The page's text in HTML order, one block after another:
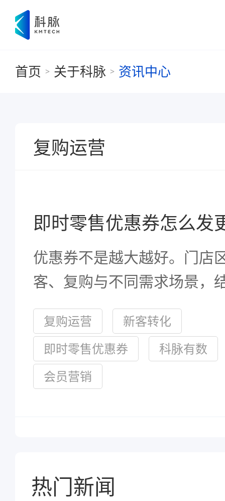
首页 > 关于科脉 > 资讯中心
复购运营
优惠券不是越大越好。门店
客、复购与不同需求场景，
和复购结果复盘，才能让营
真实增长。
复购运营
新客转化
即时零售优惠券
科脉有数
会员营销
热门新闻